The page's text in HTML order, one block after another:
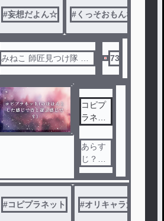
コラボ
♡((き
#妄想だよん☆ #くっそおもんない
みねこ 師匠見つけ隊 猫
73
コピプ
ラネッ
ほんと
した感
じで皆
と遊ぶ
す)
あらす
じ？そ
れなら
確かク
ロエが
破壊し
#コピプラネット #オリキャラ注意⚠️